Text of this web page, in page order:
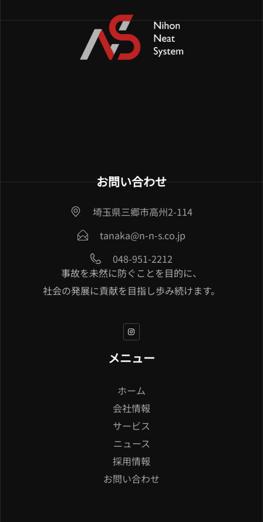
お問い合わせ
埼玉県三郷市高州2-114
tanaka@n-n-s.co.jp
048-951-2212
事故を未然に防ぐことを目的に、
社会の発展に貢献を目指し歩み続けます。
メニュー
ホーム
会社情報
サービス
ニュース
採用情報
お問い合わせ